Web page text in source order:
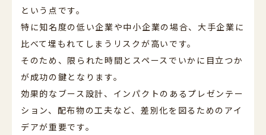
という点です。
特に知名度の低い企業や中小企業の場合、大手企業に
比べて埋もれてしまうリスクが高いです。
そのため、限られた時間とスペースでいかに目立つか
が成功の鍵となります。
効果的なブース設計、インパクトのあるプレゼンテー
ション、配布物の工夫など、差別化を図るためのアイ
デアが重要です。